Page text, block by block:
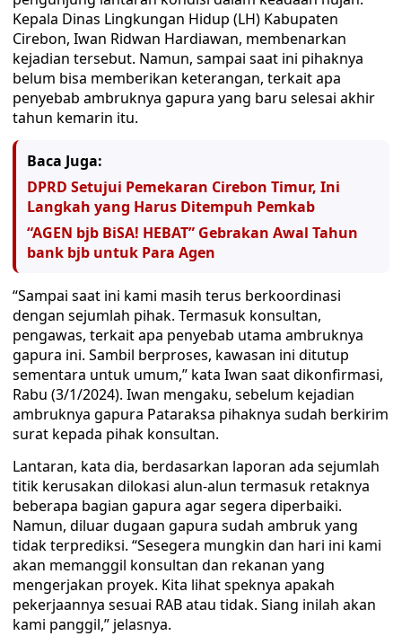
Kepala Dinas Lingkungan Hidup (LH) Kabupaten
Cirebon, Iwan Ridwan Hardiawan, membenarkan
kejadian tersebut. Namun, sampai saat ini pihaknya
belum bisa memberikan keterangan, terkait apa
penyebab ambruknya gapura yang baru selesai akhir
tahun kemarin itu.
Baca Juga:
DPRD Setujui Pemekaran Cirebon Timur, Ini
Langkah yang Harus Ditempuh Pemkab
“AGEN bjb BiSA! HEBAT” Gebrakan Awal Tahun
bank bjb untuk Para Agen
“Sampai saat ini kami masih terus berkoordinasi
dengan sejumlah pihak. Termasuk konsultan,
pengawas, terkait apa penyebab utama ambruknya
gapura ini. Sambil berproses, kawasan ini ditutup
sementara untuk umum,” kata Iwan saat dikonfirmasi,
Rabu (3/1/2024). Iwan mengaku, sebelum kejadian
ambruknya gapura Pataraksa pihaknya sudah berkirim
surat kepada pihak konsultan.
Lantaran, kata dia, berdasarkan laporan ada sejumlah
titik kerusakan dilokasi alun-alun termasuk retaknya
beberapa bagian gapura agar segera diperbaiki.
Namun, diluar dugaan gapura sudah ambruk yang
tidak terprediksi. “Sesegera mungkin dan hari ini kami
akan memanggil konsultan dan rekanan yang
mengerjakan proyek. Kita lihat speknya apakah
pekerjaannya sesuai RAB atau tidak. Siang inilah akan
kami panggil,” jelasnya.